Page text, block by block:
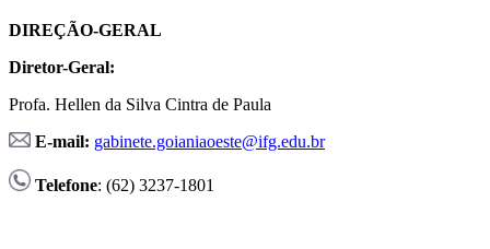
DIREÇÃO-GERAL
Diretor-Geral:
Profa. Hellen da Silva Cintra de Paula
E-mail: gabinete.goianiaoeste@ifg.edu.br
Telefone: (62) 3237-1801